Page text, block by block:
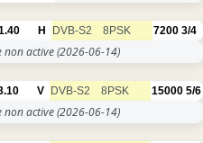
H DVB-S2 8PSK 7200 3/4
non active(2026-06-14)
V DVB-S2 8PSK 15000 5/6
non active(2026-06-14)